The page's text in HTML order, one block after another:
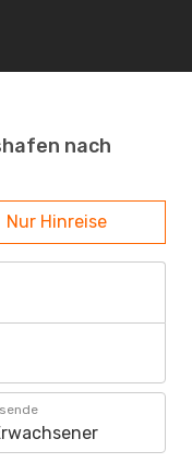
nach
Nur Hinreise